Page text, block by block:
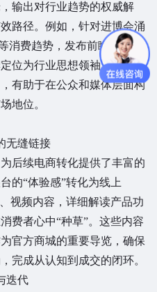
输出对行业趋势的权威解
路径。例如，针对进博会涌
消费趋势，发布前瞻性分析
位为行业思想领袖。这种基
有助于在公众和媒体层面构
地位。
无缝链接
后续电商转化提供了丰富的
的“体验感”转化为线上
视频内容，详细解读产品功
费者心中“种草”。这些内容
官方商城的重要导览，确保
完成从认知到成交的闭环。
迭代